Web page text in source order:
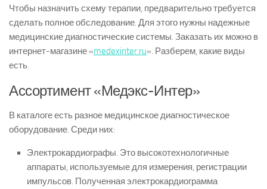
Чтобы назначить схему терапии, предварительно требуется
сделать полное обследование. Для этого нужны надежные
медицинские диагностические системы. Заказать их можно в
интернет-магазине «medexinter.ru». Разберем, какие виды
есть.
Ассортимент «Медэкс-Интер»
В каталоге есть разное медицинское диагностическое
оборудование. Среди них:
Электрокардиографы. Это высокотехнологичные
аппараты, используемые для измерения, регистрации
импульсов. Полученная электрокардиограмма